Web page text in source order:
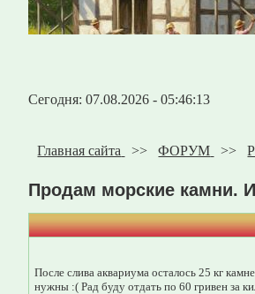
Сегодня: 07.08.2026 - 05:46:13
Главная сайта
>>ФОРУМ >>
Продам морские камни.
После слива аквариума осталось 25 кг
нужны :( Рад буду отдать по 60 гривен за